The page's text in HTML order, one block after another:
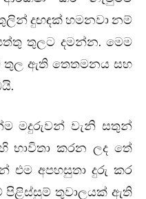
දුඟඳක් හමනවා නම්
තුලට දමන්න. මෙම
තුල ඇති තෙතමනය සහ
මදුරුවන් වැනි සතුන්
භාවිතා කරන ලද තේ
එම අපහසුතා දුරු කර
පිළිස්සුම් තුවාලයක් ඇති